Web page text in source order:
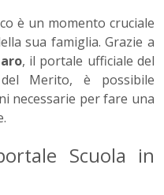
è un momento cruciale
sua famiglia. Grazie a
, il portale ufficiale del
Merito, è possibile
necessarie per fare una
Scuola in